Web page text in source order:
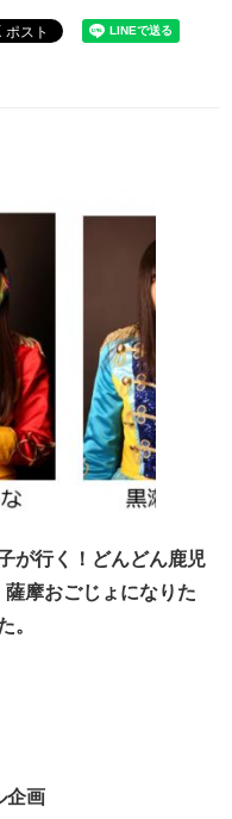
ポスト
が行く！どんどん鹿児
摩おごじょになりた
。
企画